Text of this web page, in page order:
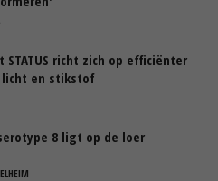
richt zich op efficiënter
licht en stikstof
8 ligt op de loer